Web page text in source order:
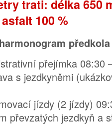
trati: délka 650
100 %
předkola
přejímka 08:30
s jezdkyněmi
jízdy (2 jízdy)
převzatých jezdkyň a